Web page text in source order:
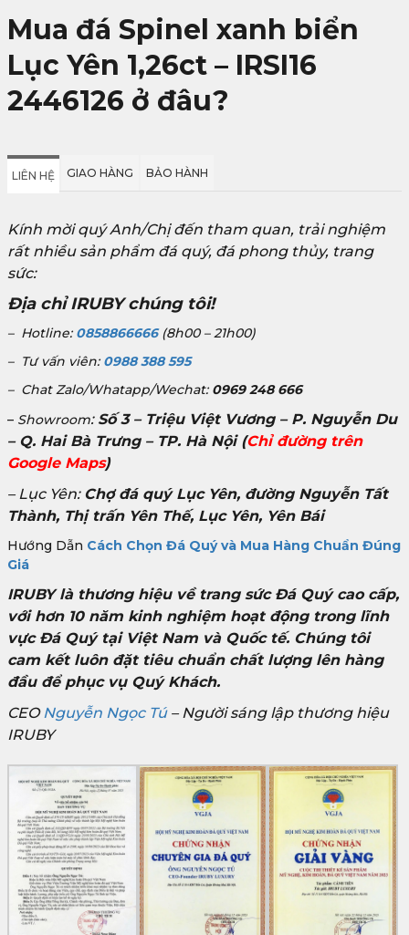
Mua đá Spinel xanh biển
Lục Yên 1,26ct – IRSI16
2446126 ở đâu?
LIÊN HỆ GIAO HÀNG BẢO HÀNH
Kính mời quý Anh/Chị đến tham quan, trải nghiệm
rất nhiều sản phẩm đá quý, đá phong thủy, trang
sức:
Địa chỉ IRUBY chúng tôi!
– Hotline: 0858866666(8h00 – 21h00)
– Tư vấn viên: 0988 388 595
– Chat Zalo/Whatapp/Wechat: 0969 248 666
– Showroom: Số 3 – Triệu Việt Vương – P. Nguyễn Du
– Q. Hai Bà Trưng – TP. Hà Nội(Chỉ đường trên
Google Maps)
– Lục Yên: Chợ đá quý Lục Yên, đường Nguyễn Tất
Thành, Thị trấn Yên Thế, Lục Yên, Yên Bái
Hướng Dẫn Cách Chọn Đá Quý và Mua Hàng Chuẩn Đúng
Giá
IRUBY là thương hiệu về trang sức Đá Quý cao cấp,
với hơn 10 năm kinh nghiệm hoạt động trong lĩnh
vực Đá Quý tại Việt Nam và Quốc tế. Chúng tôi
cam kết luôn đặt tiêu chuẩn chất lượng lên hàng
đầu để phục vụ Quý Khách.
CEONguyễn Ngọc Tú– Người sáng lập thương hiệu
IRUBY